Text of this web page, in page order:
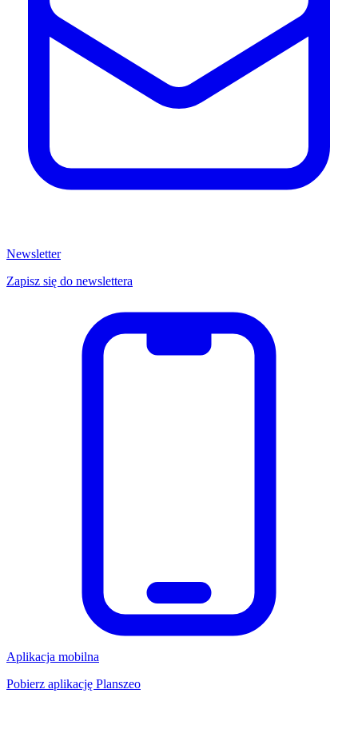
Newsletter
Zapisz się do newslettera
Aplikacja mobilna
Pobierz aplikację Planszeo